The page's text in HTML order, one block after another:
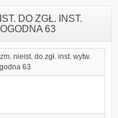
DO ZGŁ. INST.
63
nieist. do zgł. inst. wytw.
63